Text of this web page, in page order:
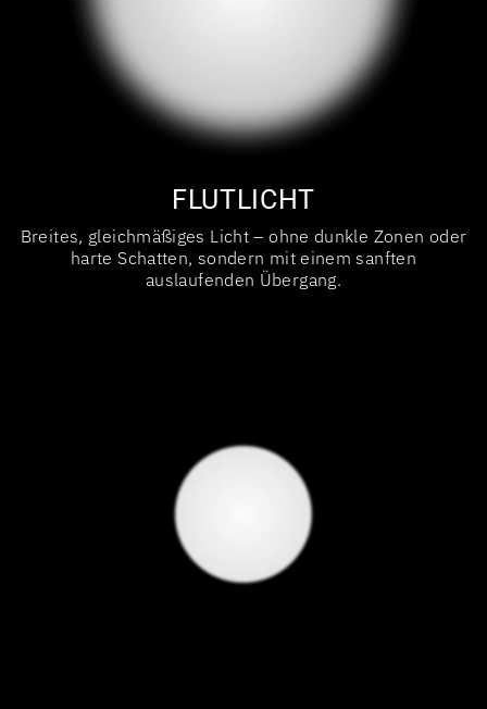
FLUTLICHT
Breites, gleichmäßiges Licht – ohne dunkle Zonen oder
harte Schatten, sondern mit einem sanften
auslaufenden Übergang.